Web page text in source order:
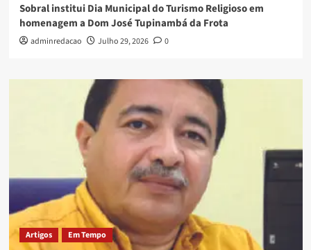
Sobral institui Dia Municipal do Turismo Religioso em
homenagem a Dom José Tupinambá da Frota
adminredacao Julho 29, 2026 0
Artigos Em Tempo